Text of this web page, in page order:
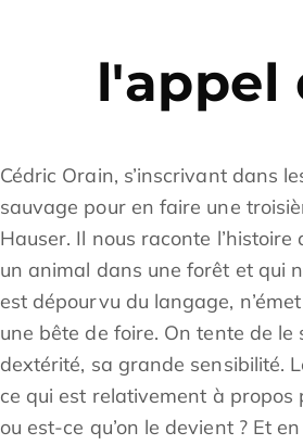
l'appel
Cédric Orain, s’inscrivant dans
sauvage pour en faire une
Hauser. Il nous raconte
un animal dans une forêt et qui
est dépourvu du langage,
une bête de foire. On tente de
dextérité, sa grande sensibilité.
ce qui est relativement à propos
ou est-ce qu’on le devient ? Et